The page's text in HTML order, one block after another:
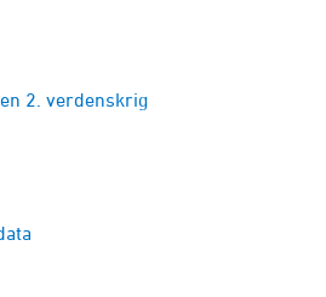
og drivmiddel
2. verdenskrig